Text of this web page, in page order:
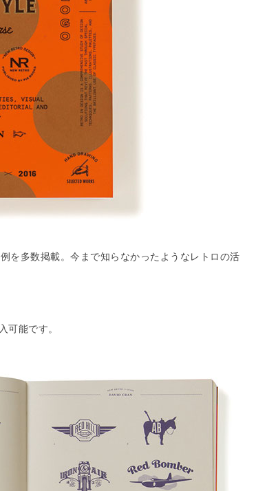
を多数掲載。今まで知らなかったようなレトロの活
可能です。